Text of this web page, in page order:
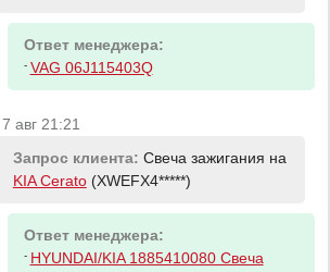
Ответ менеджера:
- VAG 06J115403Q
7 авг 21:21
Запрос клиента: Свеча зажигания на
KIA Cerato(XWEFX4*****)
Ответ менеджера:
- HYUNDAI/KIA 1885410080 Свеча